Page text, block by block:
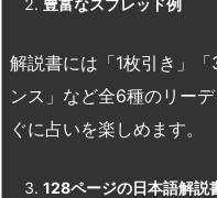
解説書には「1枚引き」
ンス」など全6種のリー
ぐに占いを楽しめます。
128ページの日本語解説